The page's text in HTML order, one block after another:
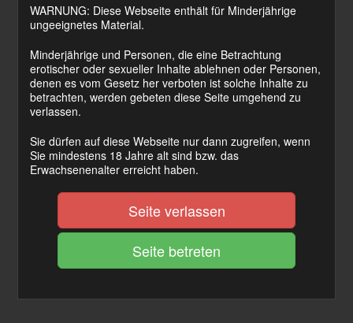
Preis:
42200 Coins
JETZT ERFÜLLEN
Accessoires
WARNUNG: Diese Webseite enthält für Minderjährige
ungeeignetes Material.
Minderjährige und Personen, die eine Betrachtung
erotischer oder sexueller Inhalte ablehnen oder Personen,
denen es vom Gesetz her verboten ist solche Inhalte zu
betrachten, werden gebeten diese Seite umgehend zu
verlassen.
Sie dürfen auf diese Webseite nur dann zugreifen, wenn
Sie mindestens 18 Jahre alt sind bzw. das
Erwachsenenalter erreicht haben.
Seite verlassen